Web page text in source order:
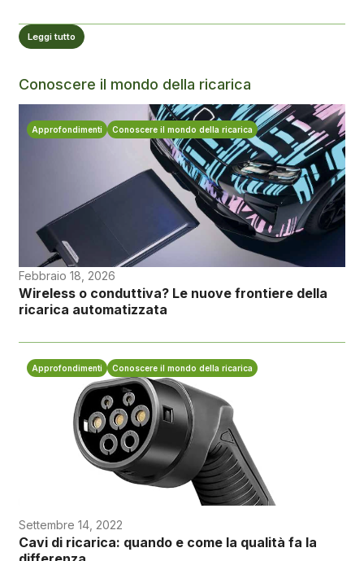
Leggi tutto
Conoscere il mondo della ricarica
Approfondimenti Conoscere il mondo della ricarica
Febbraio 18, 2026
Wireless o conduttiva? Le nuove frontiere della
ricarica automatizzata
Approfondimenti Conoscere il mondo della ricarica
Settembre 14, 2022
Cavi di ricarica: quando e come la qualità fa la